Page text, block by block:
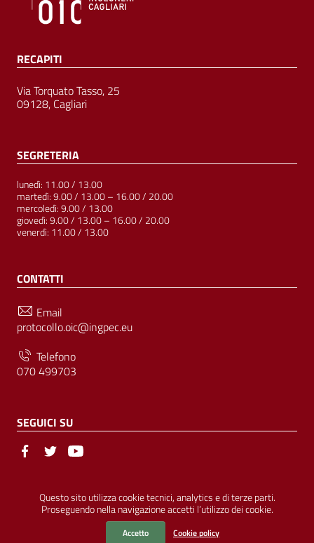
Questo sito utilizza cookie tecnici, analytics e di terze parti.
Proseguendo nella navigazione accetti l’utilizzo dei cookie.
Accetto Cookie policy
RECAPITI
Via Torquato Tasso, 25
09128, Cagliari
SEGRETERIA
lunedì: 11.00 / 13.00
martedì: 9.00 / 13.00 – 16.00 / 20.00
mercoledì: 9.00 / 13.00
giovedì: 9.00 / 13.00 – 16.00 / 20.00
venerdì: 11.00 / 13.00
CONTATTI
Email
protocollo.oic@ingpec.eu
Telefono
070 499703
SEGUICI SU
Sezione Link Utili
© Ordine degli Ingegneri della Provincia di Cagliari | P.IVA
00458800927 |Amministrazione Trasparente | Pubblicità Legale
Accessibilità